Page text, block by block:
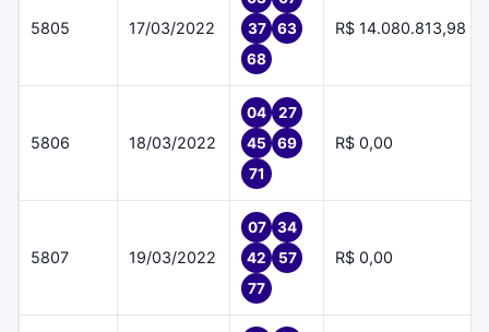
5805 17/03/2022
37
63
68
R$ 14.080.813,98
5806 18/03/2022
04
27
45
69
71
R$ 0,00
5807 19/03/2022
07
34
42
57
77
R$ 0,00